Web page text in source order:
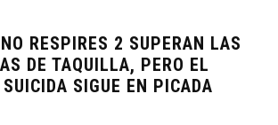
RESPIRES 2 SUPERAN LAS
DE TAQUILLA, PERO EL
SUICIDA SIGUE EN PICADA